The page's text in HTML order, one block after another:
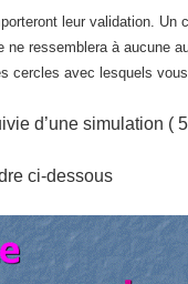
leur validation. Un
ne ressemblera à aucune
cercles avec lesquels
d’une simulation (
ci-dessous